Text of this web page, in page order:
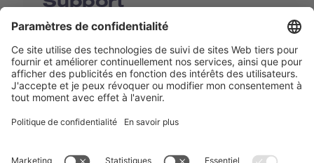
Shop
Contact us
BUCHI Worldwide